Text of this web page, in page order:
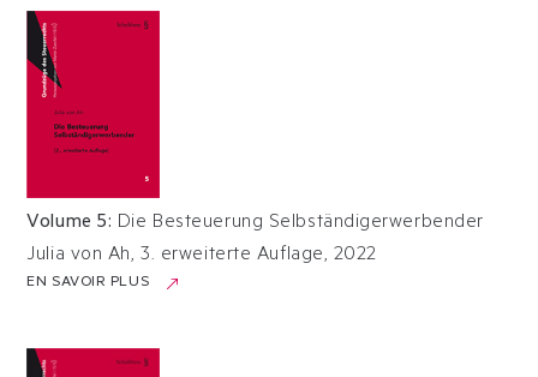
Volume 5: Die Besteuerung Selbständigerwerbender
Julia von Ah, 3. erweiterte Auflage, 2022
EN SAVOIR PLUS